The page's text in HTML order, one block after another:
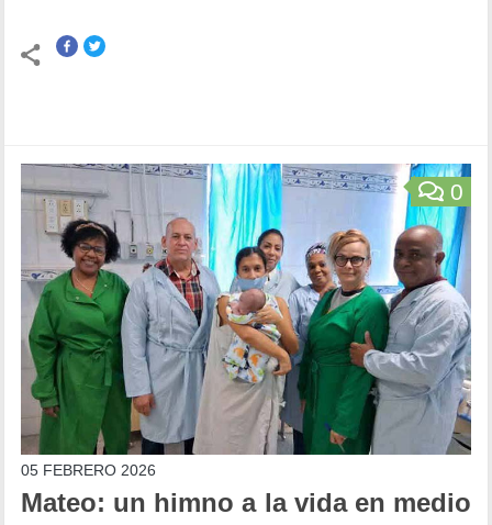
0
05 FEBRERO 2026
Mateo: un himno a la vida en medio